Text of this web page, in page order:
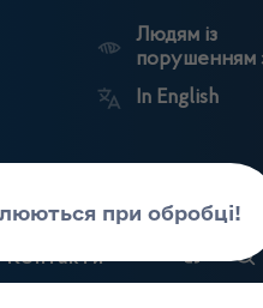
Людям із
порушенням
In English
Контакти